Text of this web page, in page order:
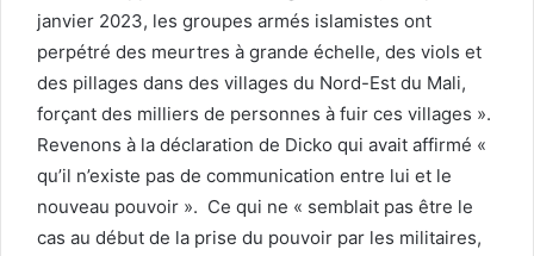
janvier 2023, les groupes armés islamistes ont
perpétré des meurtres à grande échelle, des viols et
des pillages dans des villages du Nord-Est du Mali,
forçant des milliers de personnes à fuir ces villages ».
Revenons à la déclaration de Dicko qui avait affirmé «
qu’il n’existe pas de communication entre lui et le
nouveau pouvoir ». Ce qui ne « semblait pas être le
cas au début de la prise du pouvoir par les militaires,